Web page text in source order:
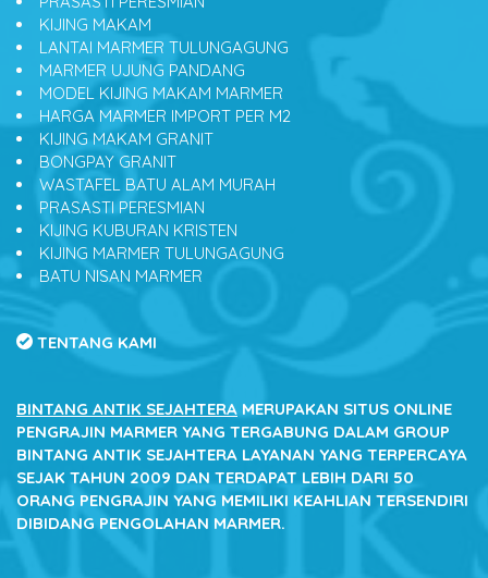
KIJING MAKAM
LANTAI MARMER TULUNGAGUNG
MARMER UJUNG PANDANG
MODEL KIJING MAKAM MARMER
HARGA MARMER IMPORT PER M2
KIJING MAKAM GRANIT
BONGPAY GRANIT
WASTAFEL BATU ALAM MURAH
PRASASTI PERESMIAN
KIJING KUBURAN KRISTEN
KIJING MARMER TULUNGAGUNG
BATU NISAN MARMER
TENTANG KAMI
BINTANG ANTIK SEJAHTERA MERUPAKAN SITUS ONLINE
PENGRAJIN MARMER YANG TERGABUNG DALAM GROUP
BINTANG ANTIK SEJAHTERA LAYANAN YANG TERPERCAYA
SEJAK TAHUN 2009 DAN TERDAPAT LEBIH DARI 50
ORANG PENGRAJIN YANG MEMILIKI KEAHLIAN TERSENDIRI
DIBIDANG PENGOLAHAN MARMER.